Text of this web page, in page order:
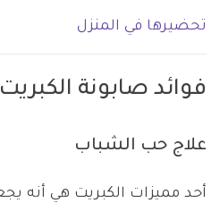
تحضيرها في المنزل
فوائد صابونة الكبريت
علاج حب الشباب
أحد مميزات الكبريت هي أنه